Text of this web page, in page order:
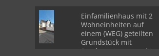
Einfamilienhaus mit 2
Wohneinheiten auf
einem (WEG) geteilten
Grundstück mit
Sondernutzungsrechten